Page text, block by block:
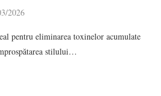
2026
pentru eliminarea toxinelor acumulate
stilului…